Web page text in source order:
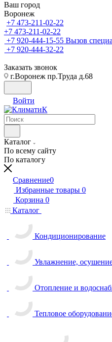
Ваш город
Воронеж
+7 473-211-02-22
+7 473-211-02-22
+7 920-444-15-55 Вызов
+7 920-444-32-22
Заказать звонок
г.Воронеж пр.Труда д.68
Войти
Каталог
По всему сайту
По каталогу
Сравнение0
Избранные товары 0
Корзина 0
Каталог
Кондиционирование
Увлажнение,
Отопление и
Тепловое